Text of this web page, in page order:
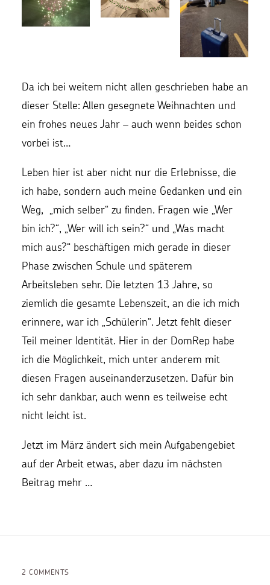
Da ich bei weitem nicht allen geschrieben habe an
dieser Stelle: Allen gesegnete Weihnachten und
ein frohes neues Jahr – auch wenn beides schon
vorbei ist…
Leben hier ist aber nicht nur die Erlebnisse, die
ich habe, sondern auch meine Gedanken und ein
Weg, „mich selber“ zu finden. Fragen wie „Wer
bin ich?“, „Wer will ich sein?“ und „Was macht
mich aus?“ beschäftigen mich gerade in dieser
Phase zwischen Schule und späterem
Arbeitsleben sehr. Die letzten 13 Jahre, so
ziemlich die gesamte Lebenszeit, an die ich mich
erinnere, war ich „Schülerin“. Jetzt fehlt dieser
Teil meiner Identität. Hier in der DomRep habe
ich die Möglichkeit, mich unter anderem mit
diesen Fragen auseinanderzusetzen. Dafür bin
ich sehr dankbar, auch wenn es teilweise echt
nicht leicht ist.
Jetzt im März ändert sich mein Aufgabengebiet
auf der Arbeit etwas, aber dazu im nächsten
Beitrag mehr …
2 COMMENTS